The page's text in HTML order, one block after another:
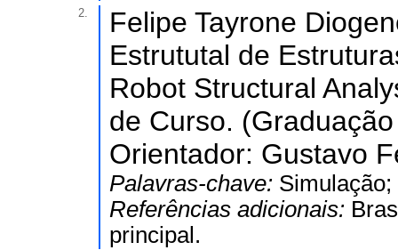
2.
Felipe Tayrone
Estrututal de
Robot Structural
de Curso.
Orientador: Gustavo
Palavras-chave:
Referências adicionais:
principal.